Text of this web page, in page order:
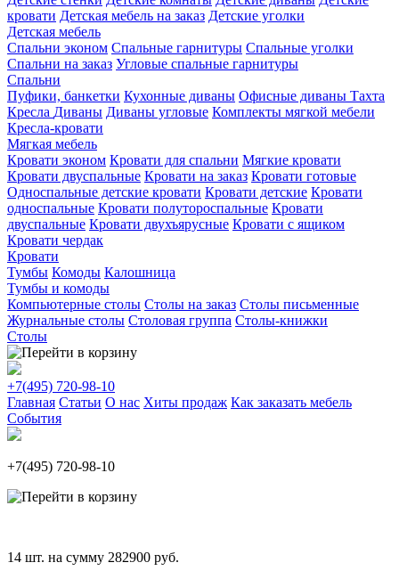
кровати Детская мебель на заказ Детские уголки
Детская мебель
Спальни эконом Спальные гарнитуры Спальные уголки
Спальни на заказ Угловые спальные гарнитуры
Спальни
Пуфики, банкетки Кухонные диваны Офисные диваны Тахта
Кресла Диваны Диваны угловые Комплекты мягкой мебели
Кресла-кровати
Мягкая мебель
Кровати эконом Кровати для спальни Мягкие кровати
Кровати двуспальные Кровати на заказ Кровати готовые
Односпальные детские кровати Кровати детские Кровати
односпальные Кровати полутороспальные Кровати
двуспальные Кровати двухъярусные Кровати с ящиком
Кровати чердак
Кровати
Тумбы Комоды Калошница
Тумбы и комоды
Компьютерные столы Столы на заказ Столы письменные
Журнальные столы Столовая группа Столы-книжки
Столы
+7(495) 720-98-10
Главная Статьи О нас Хиты продаж Как заказать мебель
События
+7(495) 720-98-10
14 шт. на сумму 282900 руб.